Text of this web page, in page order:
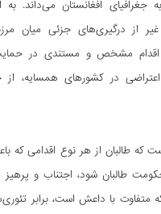
افغانستان می‌داند. به
از درگیری‌های جزئی میان
اقدام مشخص و مستندی در
در کشورهای همسایه،
که طالبان از هر نوع اقدامی که
طالبان شود، اجتناب و پرهیز
متفاوت با داعش است، برابر